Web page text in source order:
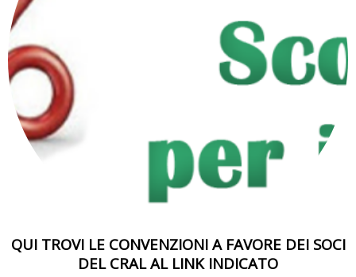
QUI TROVI LE CONVENZIONI A FAVORE DEI SOCI
DEL CRAL AL LINK INDICATO